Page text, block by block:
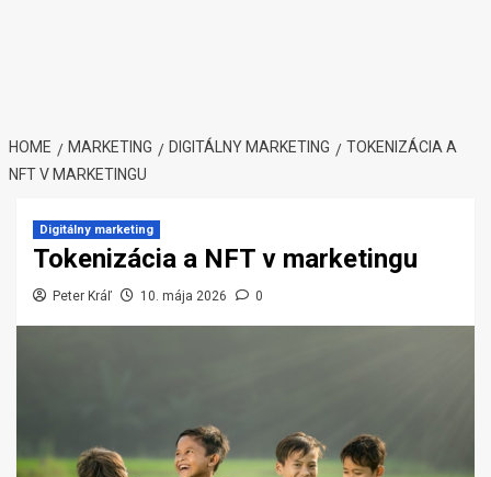
HOME MARKETING DIGITÁLNY MARKETING
TOKENIZÁCIA A
NFT V MARKETINGU
Digitálny marketing
Tokenizácia a NFT v marketingu
Peter Kráľ 10. mája 2026 0